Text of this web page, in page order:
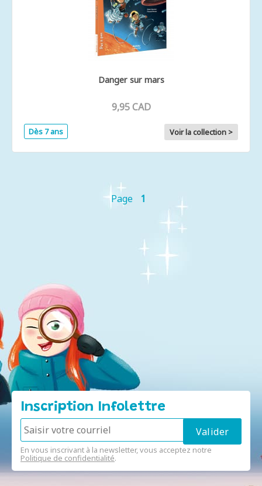
Danger sur mars
9,95 CAD
Dès 7 ans Voir la collection >
Page 1
Inscription Infolettre
En vous inscrivant à la newsletter, vous acceptez notre
Politique de confidentialité.